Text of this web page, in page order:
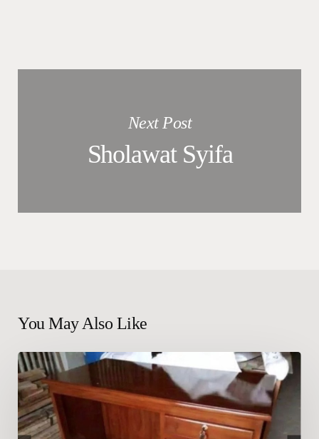
Next Post
Sholawat Syifa
You May Also Like
Meja
Kantor
Jati
Jepara